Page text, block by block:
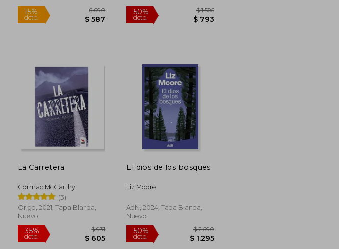
$ 587
La Carretera
Cormac McCarthy
(3)
Origo, 2021, Tapa Blanda,
Nuevo
El dios de los bosques
Liz Moore
AdN, 2024, Tapa Blanda,
Nuevo